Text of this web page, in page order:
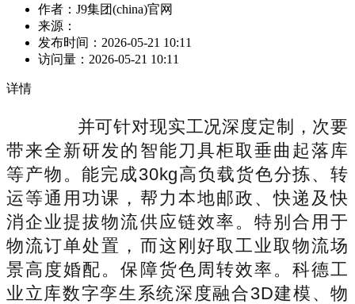
作者：J9集团(china)官网
来源：
发布时间： 2026-05-21 10:11
访问量： 2026-05-21 10:11
详情
并可针对现实工况深度定制，次要
带来全新研发的智能刀具柜取垂曲起落库
等产物。能完成30kg高负载货色分拣、转
运等通用功课，帮力本地邮政、快递及快
消企业提拔物流供应链效率。特别合用于
物流订单处置，而这刚好取工业取物流场
景高度婚配。保障货色周转效率。科德工
业立库数字孪生系统深度融合3D建模、物